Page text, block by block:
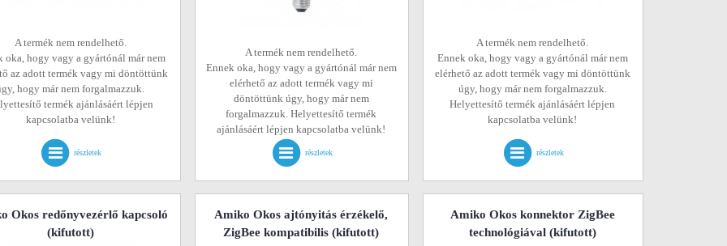
A termék nem rendelhető.
oka, hogy vagy a gyártónál már nem
az adott termék vagy mi döntöttünk
hogy már nem forgalmazzuk.
termék ajánlásáért lépjen
kapcsolatba velünk!
részletek
A termék nem rendelhető.
Ennek oka, hogy vagy a gyártónál már nem
elérhető az adott termék vagy mi
döntöttünk úgy, hogy már nem
forgalmazzuk. Helyettesítő termék
ajánlásáért lépjen kapcsolatba velünk!
részletek
A termék nem rendelhető.
Ennek oka, hogy vagy a gyártónál már nem
elérhető az adott termék vagy mi döntöttünk
úgy, hogy már nem forgalmazzuk.
Helyettesítő termék ajánlásáért lépjen
kapcsolatba velünk!
részletek
Okos redőnyvezérlő kapcsoló
(kifutott)
Amiko Okos ajtónyitás érzékelő,
ZigBee kompatibilis (kifutott)
Amiko Okos konnektor ZigBee
technológiával(kifutott)